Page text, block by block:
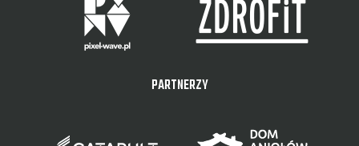
PARTNERZY